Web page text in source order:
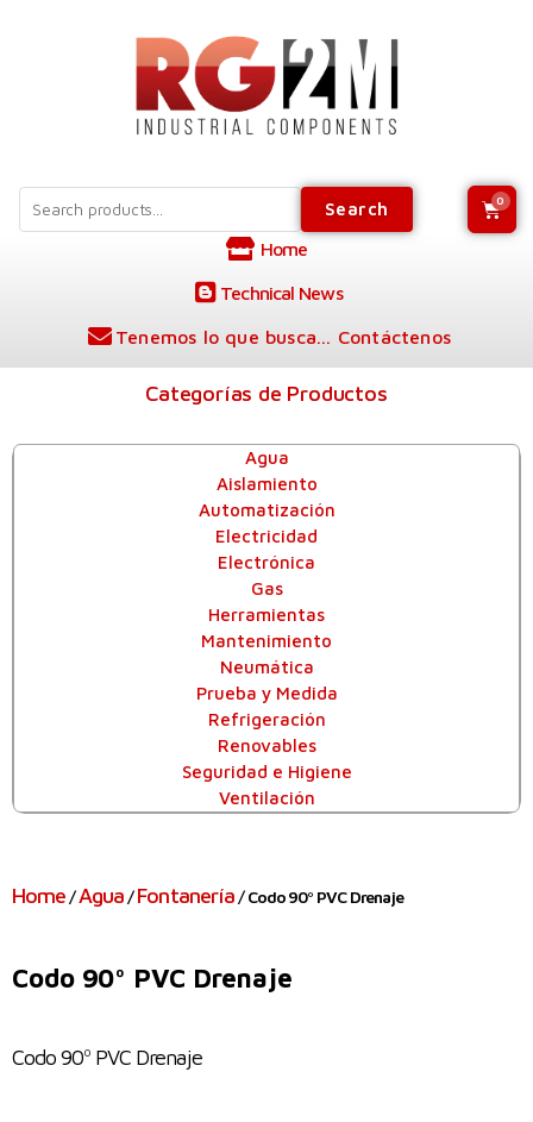
Search
Home
Technical News
Tenemos lo que busca... Contáctenos
Categorías de Productos
Agua
Aislamiento
Automatización
Electricidad
Electrónica
Gas
Herramientas
Mantenimiento
Neumática
Prueba y Medida
Refrigeración
Renovables
Seguridad e Higiene
Ventilación
Home/Agua/Fontanería/ Codo 90º PVC Drenaje
Codo 90º PVC Drenaje
Codo 90º PVC Drenaje